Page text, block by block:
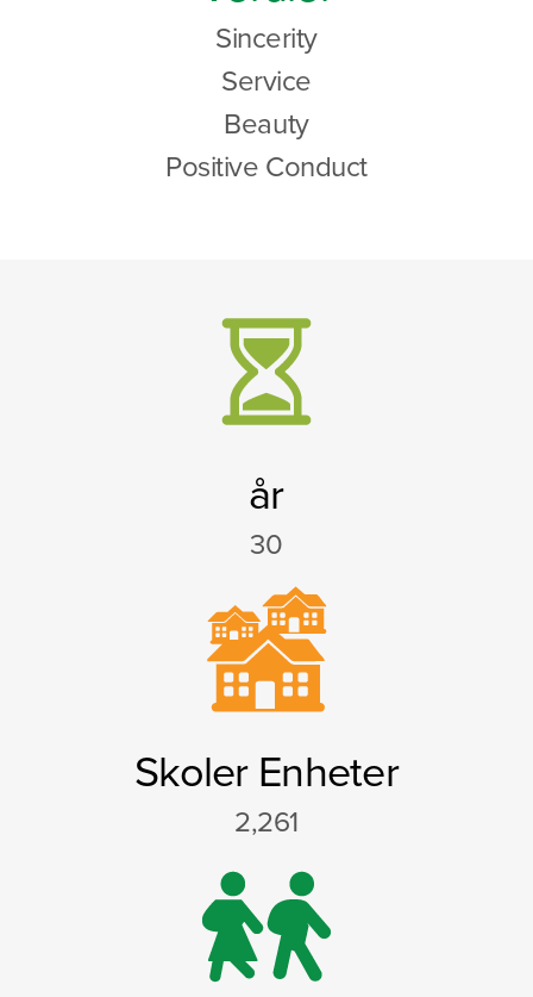
Sincerity
Service
Beauty
Positive Conduct
år
30
Skoler Enheter
2,261